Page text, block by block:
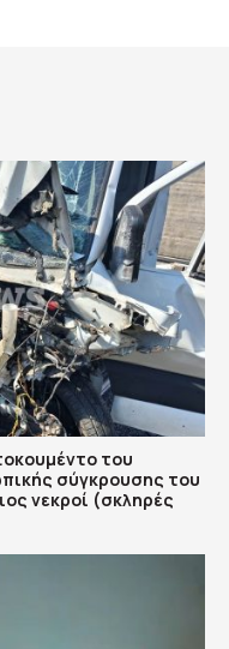
του
σύγκρουσης του
νεκροί (σκληρές